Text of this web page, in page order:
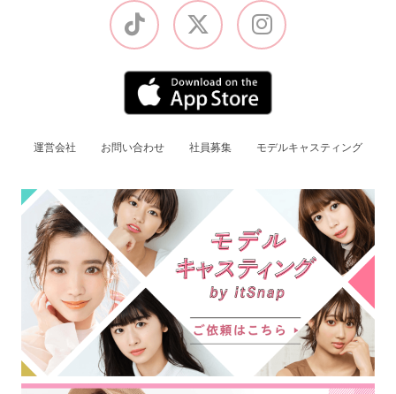
運営会社 お問い合わせ 社員募集 モデルキャスティング